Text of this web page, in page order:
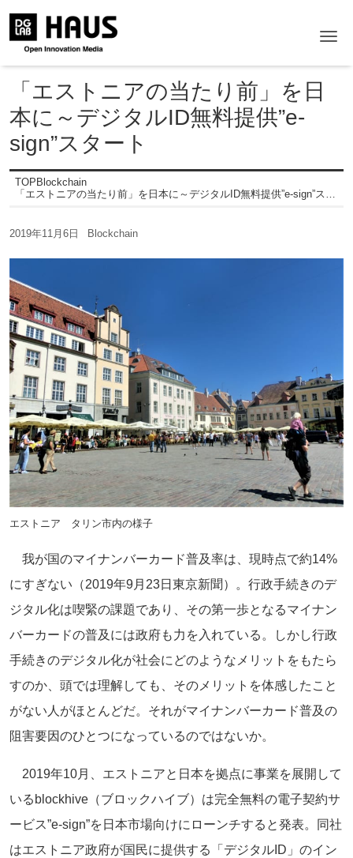
「エストニアの当たり前」を日
本に～デジタルID無料提供”e-
sign”スタート
TOP Blockchain
「エストニアの当たり前」を日本に～デジタルID無料提供”e-sign”スタート
2019年11月6日 Blockchain
エストニア タリン市内の様子
我が国のマイナンバーカード普及率は、現時点で約14%
にすぎない（2019年9月23日東京新聞）。行政手続きのデ
ジタル化は喫緊の課題であり、その第一歩となるマイナン
バーカードの普及には政府も力を入れている。しかし行政
手続きのデジタル化が社会にどのようなメリットをもたら
すのか、頭では理解しても、そのメリットを体感したこと
がない人がほとんどだ。それがマイナンバーカード普及の
阻害要因のひとつになっているのではないか。
2019年10月、エストニアと日本を拠点に事業を展開して
いるblockhive（ブロックハイブ）は完全無料の電子契約サ
ービス”e-sign”を日本市場向けにローンチすると発表。同社
はエストニア政府が国民に提供する「デジタルID」のイン